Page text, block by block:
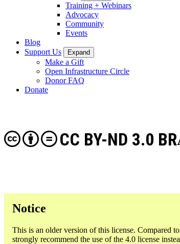
Training + Webinars
Advocacy
Community
Events
Blog
Support Us
Expand
Make a Gift
Open Infrastructure Circle
Donor FAQ
Donate
CC BY-ND 3.0 BR
Notice
This is an older version of this license. Compared
strongly recommend the use of the 4.0 license